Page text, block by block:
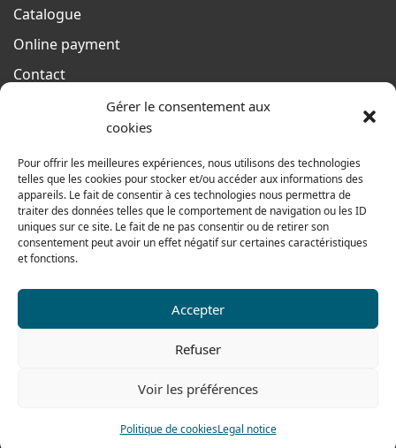
Gérer le consentement aux
cookies
Pour offrir les meilleures expériences, nous utilisons des technologies
telles que les cookies pour stocker et/ou accéder aux informations des
appareils. Le fait de consentir à ces technologies nous permettra de
traiter des données telles que le comportement de navigation ou les ID
uniques sur ce site. Le fait de ne pas consentir ou de retirer son
consentement peut avoir un effet négatif sur certaines caractéristiques
et fonctions.
Accepter
Refuser
Voir les préférences
Politique de cookiesLegal notice
Catalogue
Online payment
Contact
Terms of sales
From monday to thursday
From 8h to 12h30 and from 13h30 to 17h20
On friday
From 8h to 12h30 and from 13h30 to 16h
Fax: 0033 474 62 81 69
478 rue Alexandre Richetta